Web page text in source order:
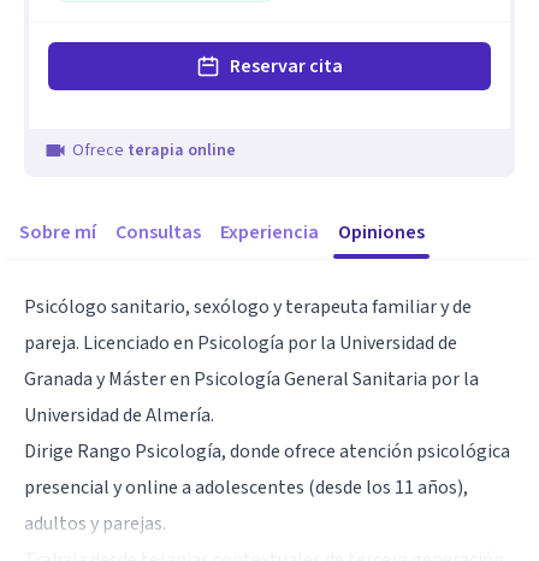
Reservar cita
Ofrece terapia online
Sobre mí Consultas Experiencia Opiniones
Psicólogo sanitario, sexólogo y terapeuta familiar y de
pareja. Licenciado en Psicología por la Universidad de
Granada y Máster en Psicología General Sanitaria por la
Universidad de Almería.
Dirige Rango Psicología, donde ofrece atención psicológica
presencial y online a adolescentes (desde los 11 años),
adultos y parejas.